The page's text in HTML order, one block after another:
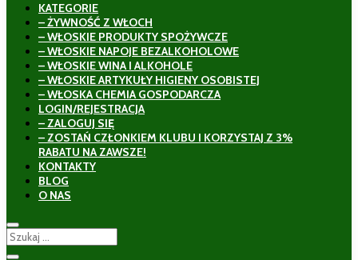
KATEGORIE
– ŻYWNOŚĆ Z WŁOCH
– WŁOSKIE PRODUKTY SPOŻYWCZE
– WŁOSKIE NAPOJE BEZALKOHOLOWE
– WŁOSKIE WINA I ALKOHOLE
– WŁOSKIE ARTYKUŁY HIGIENY OSOBISTEJ
– WŁOSKA CHEMIA GOSPODARCZA
LOGIN/REJESTRACJA
– ZALOGUJ SIĘ
– ZOSTAŃ CZŁONKIEM KLUBU I KORZYSTAJ Z 3%
RABATU NA ZAWSZE!
KONTAKTY
BLOG
O NAS